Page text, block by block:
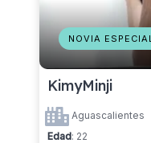
NOVIA ESPECIAL
KimyMinji
Aguascalientes
Edad: 22